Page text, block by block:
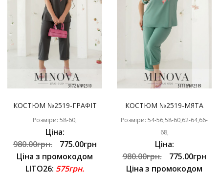
КОСТЮМ №2519-ГРАФІТ
Розміри: 58-60,
Ціна:
980.00грн.
775.00грн
Ціна з промокодом
LITO26: 575грн.
КОСТЮМ №2519-МЯТА
Розміри: 54-56,58-60,62-64,66-
68,
Ціна:
980.00грн.
775.00грн
Ціна з промокодом